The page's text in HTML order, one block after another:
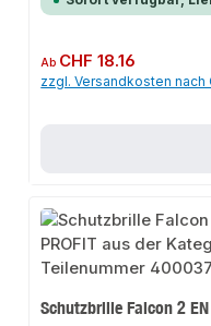
Regulärer Preis:
Ab CHF 18.16
zzgl. Versandkosten nach
Schutzbrille Falcon 2